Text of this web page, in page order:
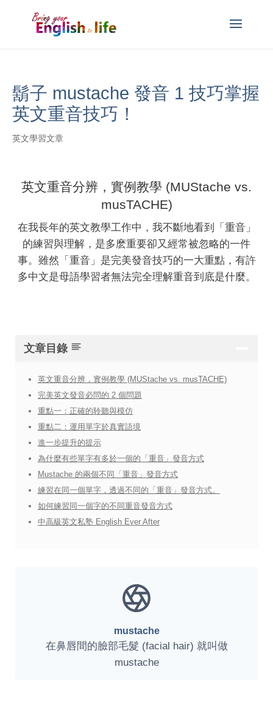
鬍子 mustache 發音 1 技巧掌握
英文重音技巧！
英文學習文章
英文重音分辨，實例教學 (MUStache vs.
musTACHE)
在我長年的英文教學工作中，我不斷地看到「重音」
的練習與理解，是多麽重要卻又經常被忽略的一件
事。雖然「重音」是完美發音技巧的一大重點，有許
多中文是母語學習者無法完全理解重音到底是什麼。
文章目錄
英文重音分辨，實例教學 (MUStache vs. musTACHE)
完美英文發音必問的 2 個問題
重點一：正確的聆聽與模仿
重點二：運用單字於真實語境
進一步提升的提示
為什麼有些單字有多於一個的「重音」發音方式
Mustache 的兩個不同「重音」發音方式
練習在同一個單字，透過不同的「重音」發音方式。
如何練習同一個字的不同重音發音方式
中高級英文私塾 English Ever After
mustache
在鼻唇間的臉部毛髮 (facial hair) 就叫做
mustache